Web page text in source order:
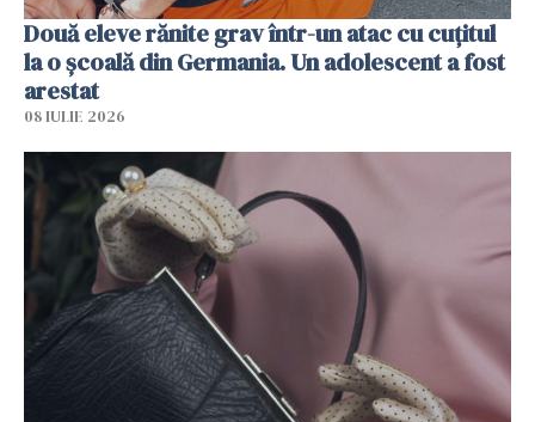
Două eleve rănite grav într-un atac cu cuțitul
la o școală din Germania. Un adolescent a fost
arestat
08 IULIE 2026